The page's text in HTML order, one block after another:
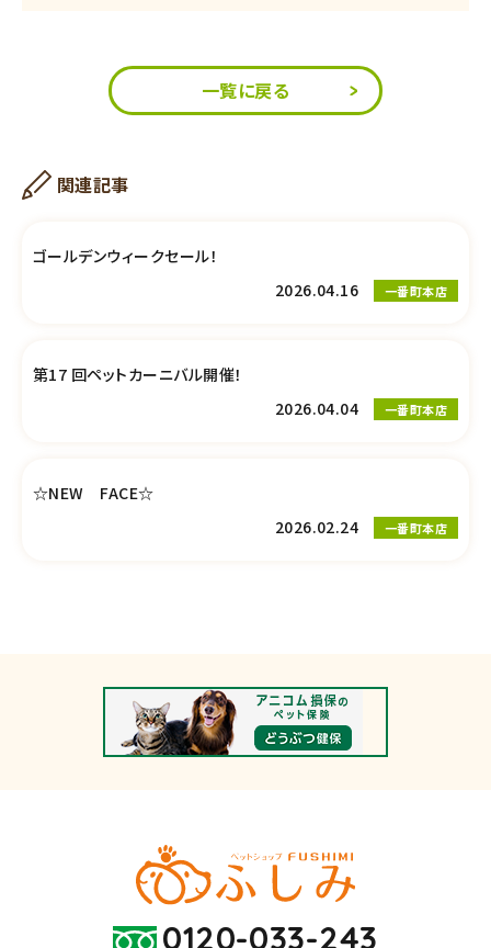
一覧に戻る
関連記事
ゴールデンウィークセール！
2026.04.16
一番町本店
第17 回ペットカーニバル開催！
2026.04.04
一番町本店
☆NEW FACE☆
2026.02.24
一番町本店
0120-033-243